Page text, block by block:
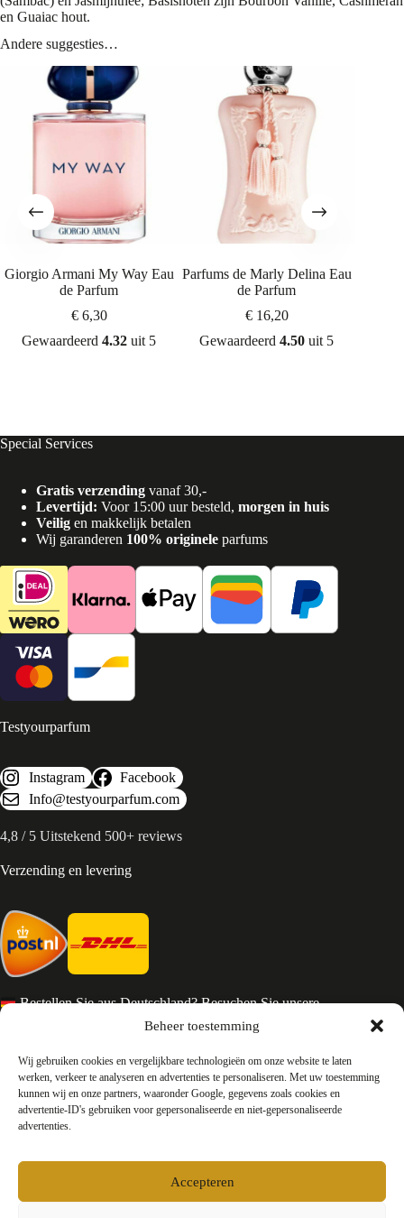
Beheer toestemming
Wij gebruiken cookies en vergelijkbare technologieën om onze website te laten
werken, verkeer te analyseren en advertenties te personaliseren. Met uw toestemming
kunnen wij en onze partners, waaronder Google, gegevens zoals cookies en
advertentie-ID's gebruiken voor gepersonaliseerde en niet-gepersonaliseerde
advertenties.
Accepteren
en Guaiac hout.
Andere suggesties…
Giorgio Armani My Way Eau
de Parfum
€6,30
Gewaardeerd4.32 uit 5
Parfums de Marly Delina Eau
de Parfum
€16,20
Gewaardeerd4.50 uit 5
Special Services
Gratis verzending vanaf 30,-
Levertijd: Voor 15:00 uur besteld, morgen in huis
Veilig en makkelijk betalen
Wij garanderen 100% originele parfums
Testyourparfum
Instagram
Facebook
Info@testyourparfum.com
4,8 / 5 Uitstekend 500+ reviews
Verzending en levering
Bestellen Sie aus Deutschland? Besuchen Sie unsere
Services en Contact
Algemene voorwaarden
Retourneren
Privacy
Contact